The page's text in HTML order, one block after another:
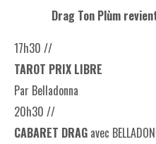
LES EXPOSITIONS
Drag Ton Plùm
17h30 //
TAROT PRIX LIBRE
Par Belladonna
20h30 //
CABARET DRAG avec